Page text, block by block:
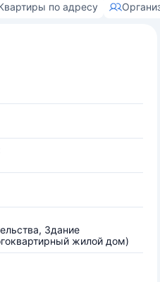
по адресу
Здание
жилой дом)